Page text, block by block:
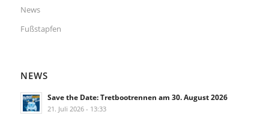
News
Fußstapfen
NEWS
Save the Date: Tretbootrennen am 30. August 2026
21. Juli 2026 - 13:33